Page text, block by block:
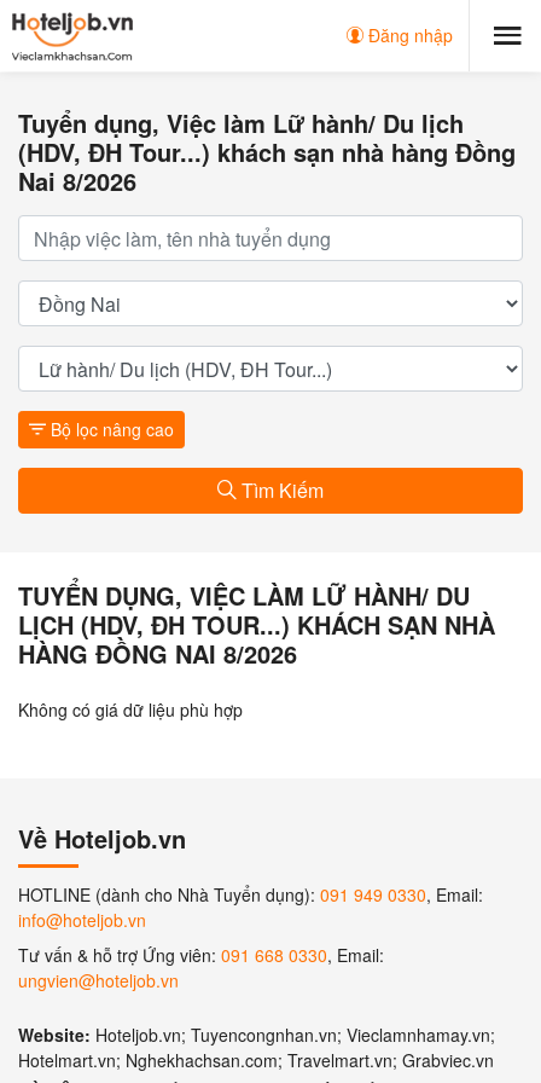
Đăng nhập
Tuyển dụng, Việc làm Lữ hành/ Du lịch
(HDV, ĐH Tour...) khách sạn nhà hàng Đồng
Nai 8/2026
Bộ lọc nâng cao
Tìm Kiếm
TUYỂN DỤNG, VIỆC LÀM LỮ HÀNH/ DU
LỊCH (HDV, ĐH TOUR...) KHÁCH SẠN NHÀ
HÀNG ĐỒNG NAI 8/2026
Không có giá dữ liệu phù hợp
Về Hoteljob.vn
HOTLINE (dành cho Nhà Tuyển dụng): 091 949 0330, Email:
info@hoteljob.vn
Tư vấn & hỗ trợ Ứng viên: 091 668 0330, Email:
ungvien@hoteljob.vn
Website: Hoteljob.vn; Tuyencongnhan.vn; Vieclamnhamay.vn;
Hotelmart.vn; Nghekhachsan.com; Travelmart.vn; Grabviec.vn